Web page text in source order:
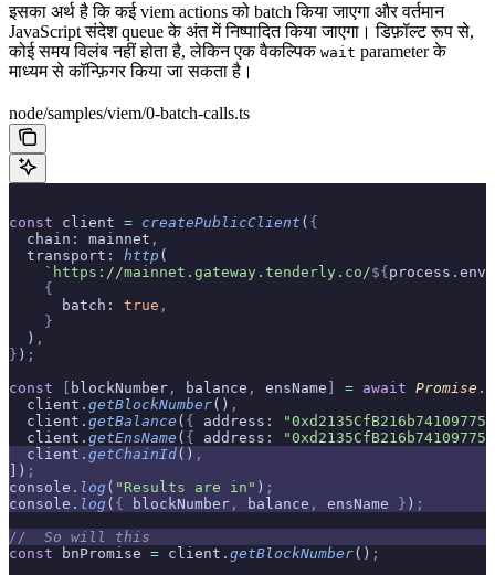
इसका अर्थ है कि कई viem actions को batch किया जाएगा और वर्तमान
JavaScript संदेश queue के अंत में निष्पादित किया जाएगा। डिफ़ॉल्ट रूप से,
कोई समय विलंब नहीं होता है, लेकिन एक वैकल्पिक wait parameter के
माध्यम से कॉन्फ़िगर किया जा सकता है।
node/samples/viem/0-batch-calls.ts
const client = createPublicClient ( {
  chain
: mainnet ,
  transport
: http (
    `https://mainnet.gateway.tenderly.co/
${ process . env
    {
      batch
: true ,
    }
  )
,
} ) ;
const
blockNumber , balance , ensName = await Promise .
  client
. getBlockNumber() ,
  client
. getBalance ( { address :
  client
. getEnsName ( { address :
  client
. getChainId() ,
]) ;
console . log( "Results are in" ) ;
console . log( { blockNumber , balance , ensName } ) ;
//  So will this
const bnPromise = client . getBlockNumber() ;